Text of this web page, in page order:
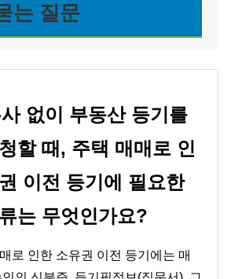
는 질문
없이 부동산 등기를
할 때, 주택 매매로 인
이전 등기에 필요한
는 무엇인가요?
로 인한 소유권 이전 등기에는 매